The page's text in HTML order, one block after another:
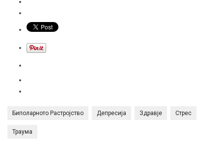
Биполарното Растројство Депресија Здравје Стрес
Траума